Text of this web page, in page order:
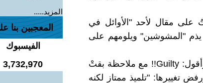
على مقال لأحد "الأوائل في
يذم "المشوشين" ويلومهم على
أخيرا! سؤال مشروع!! هل أنا "أوّل في فصلي"؟!! وأقول: Guilty!! مع ملاحظة بقتْ
تغييرها: "تلميذ ممتاز لكنه
المزيد.....
المعجبين بنا
الفيسبوك
3,732,970